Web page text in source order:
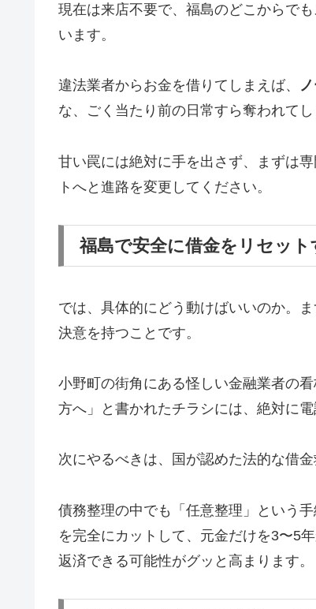
現在は来店不要で、福島のどこからで
います。
違法業者からお金を借りてしまえば、
な、ごく当たり前の日常すら奪われてし
甘い罠には絶対に手を出さず、まずは
トへと進路を変更してください。
福島で安全に借金をリセッ
では、具体的にどう動けばいいのか。
決意を持つことです。
小野町の街角にある怪しい金融業者の
方へ」と書かれたチラシには、絶対に電
次にやるべきは、国が認めた法的な借
債務整理の中でも「任意整理」という
を完全にカットして、元金だけを3〜5
返済できる可能性がグッと高まります。